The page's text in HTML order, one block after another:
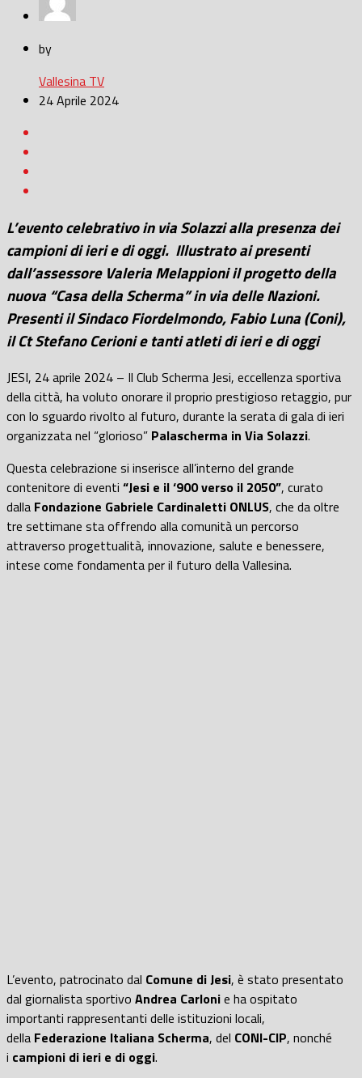
by
Vallesina TV
24 Aprile 2024
L’evento celebrativo in via Solazzi alla presenza dei
campioni di ieri e di oggi. Illustrato ai presenti
dall’assessore Valeria Melappioni il progetto della
nuova “Casa della Scherma” in via delle Nazioni.
Presenti il Sindaco Fiordelmondo, Fabio Luna (Coni),
il Ct Stefano Cerioni e tanti atleti di ieri e di oggi
JESI, 24 aprile 2024 – Il Club Scherma Jesi, eccellenza sportiva
della città, ha voluto onorare il proprio prestigioso retaggio, pur
con lo sguardo rivolto al futuro, durante la serata di gala di ieri
organizzata nel “glorioso” Palascherma in Via Solazzi.
Questa celebrazione si inserisce all’interno del grande
contenitore di eventi “Jesi e il ‘900 verso il 2050”, curato
dalla Fondazione Gabriele Cardinaletti ONLUS, che da oltre
tre settimane sta offrendo alla comunità un percorso
attraverso progettualità, innovazione, salute e benessere,
intese come fondamenta per il futuro della Vallesina.
L’evento, patrocinato dal Comune di Jesi, è stato presentato
dal giornalista sportivo Andrea Carlonie ha ospitato
importanti rappresentanti delle istituzioni locali,
della Federazione Italiana Scherma, del CONI-CIP, nonché
i campioni di ieri e di oggi.